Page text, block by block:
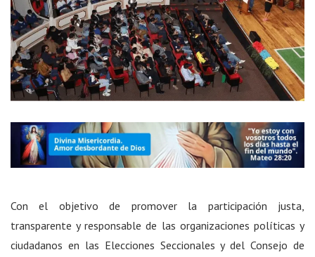
Con el objetivo de promover la participación justa,
transparente y responsable de las organizaciones políticas y
ciudadanos en las Elecciones Seccionales y del Consejo de